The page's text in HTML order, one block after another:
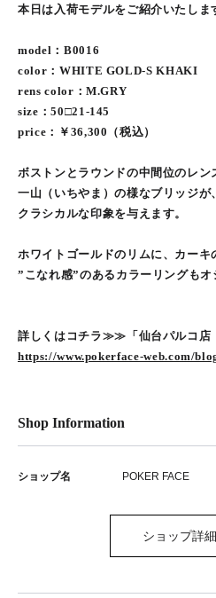
本日は入荷モデルをご紹介いたしま
model：B0016
color：WHITE GOLD-S KHAKI
rens color：M.GRY
size：50□21-145
price：￥36,300（税込）
ボストンとラウンドの中間位のレン
一山（いちやま）の様なブリッジが、
クラシカルな印象を与えます。
ホワイトゴールドのリムに、カーキ
”こなれ感”のあるカラーリングもオ
詳しくはコチラ≫≫「仙台パルコ店
https://www.pokerface-web.com/
Shop Information
ショップ名 POKER FACE
ショップ詳